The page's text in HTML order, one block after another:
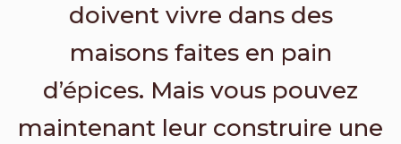
doivent vivre dans des
maisons faites en pain
d’épices. Mais vous pouvez
maintenant leur construire une